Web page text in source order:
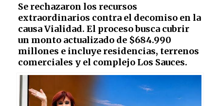
Se rechazaron los recursos
extraordinarios contra el decomiso en la
causa Vialidad. El proceso busca cubrir
un monto actualizado de $684.990
millones e incluye residencias, terrenos
comerciales y el complejo Los Sauces.